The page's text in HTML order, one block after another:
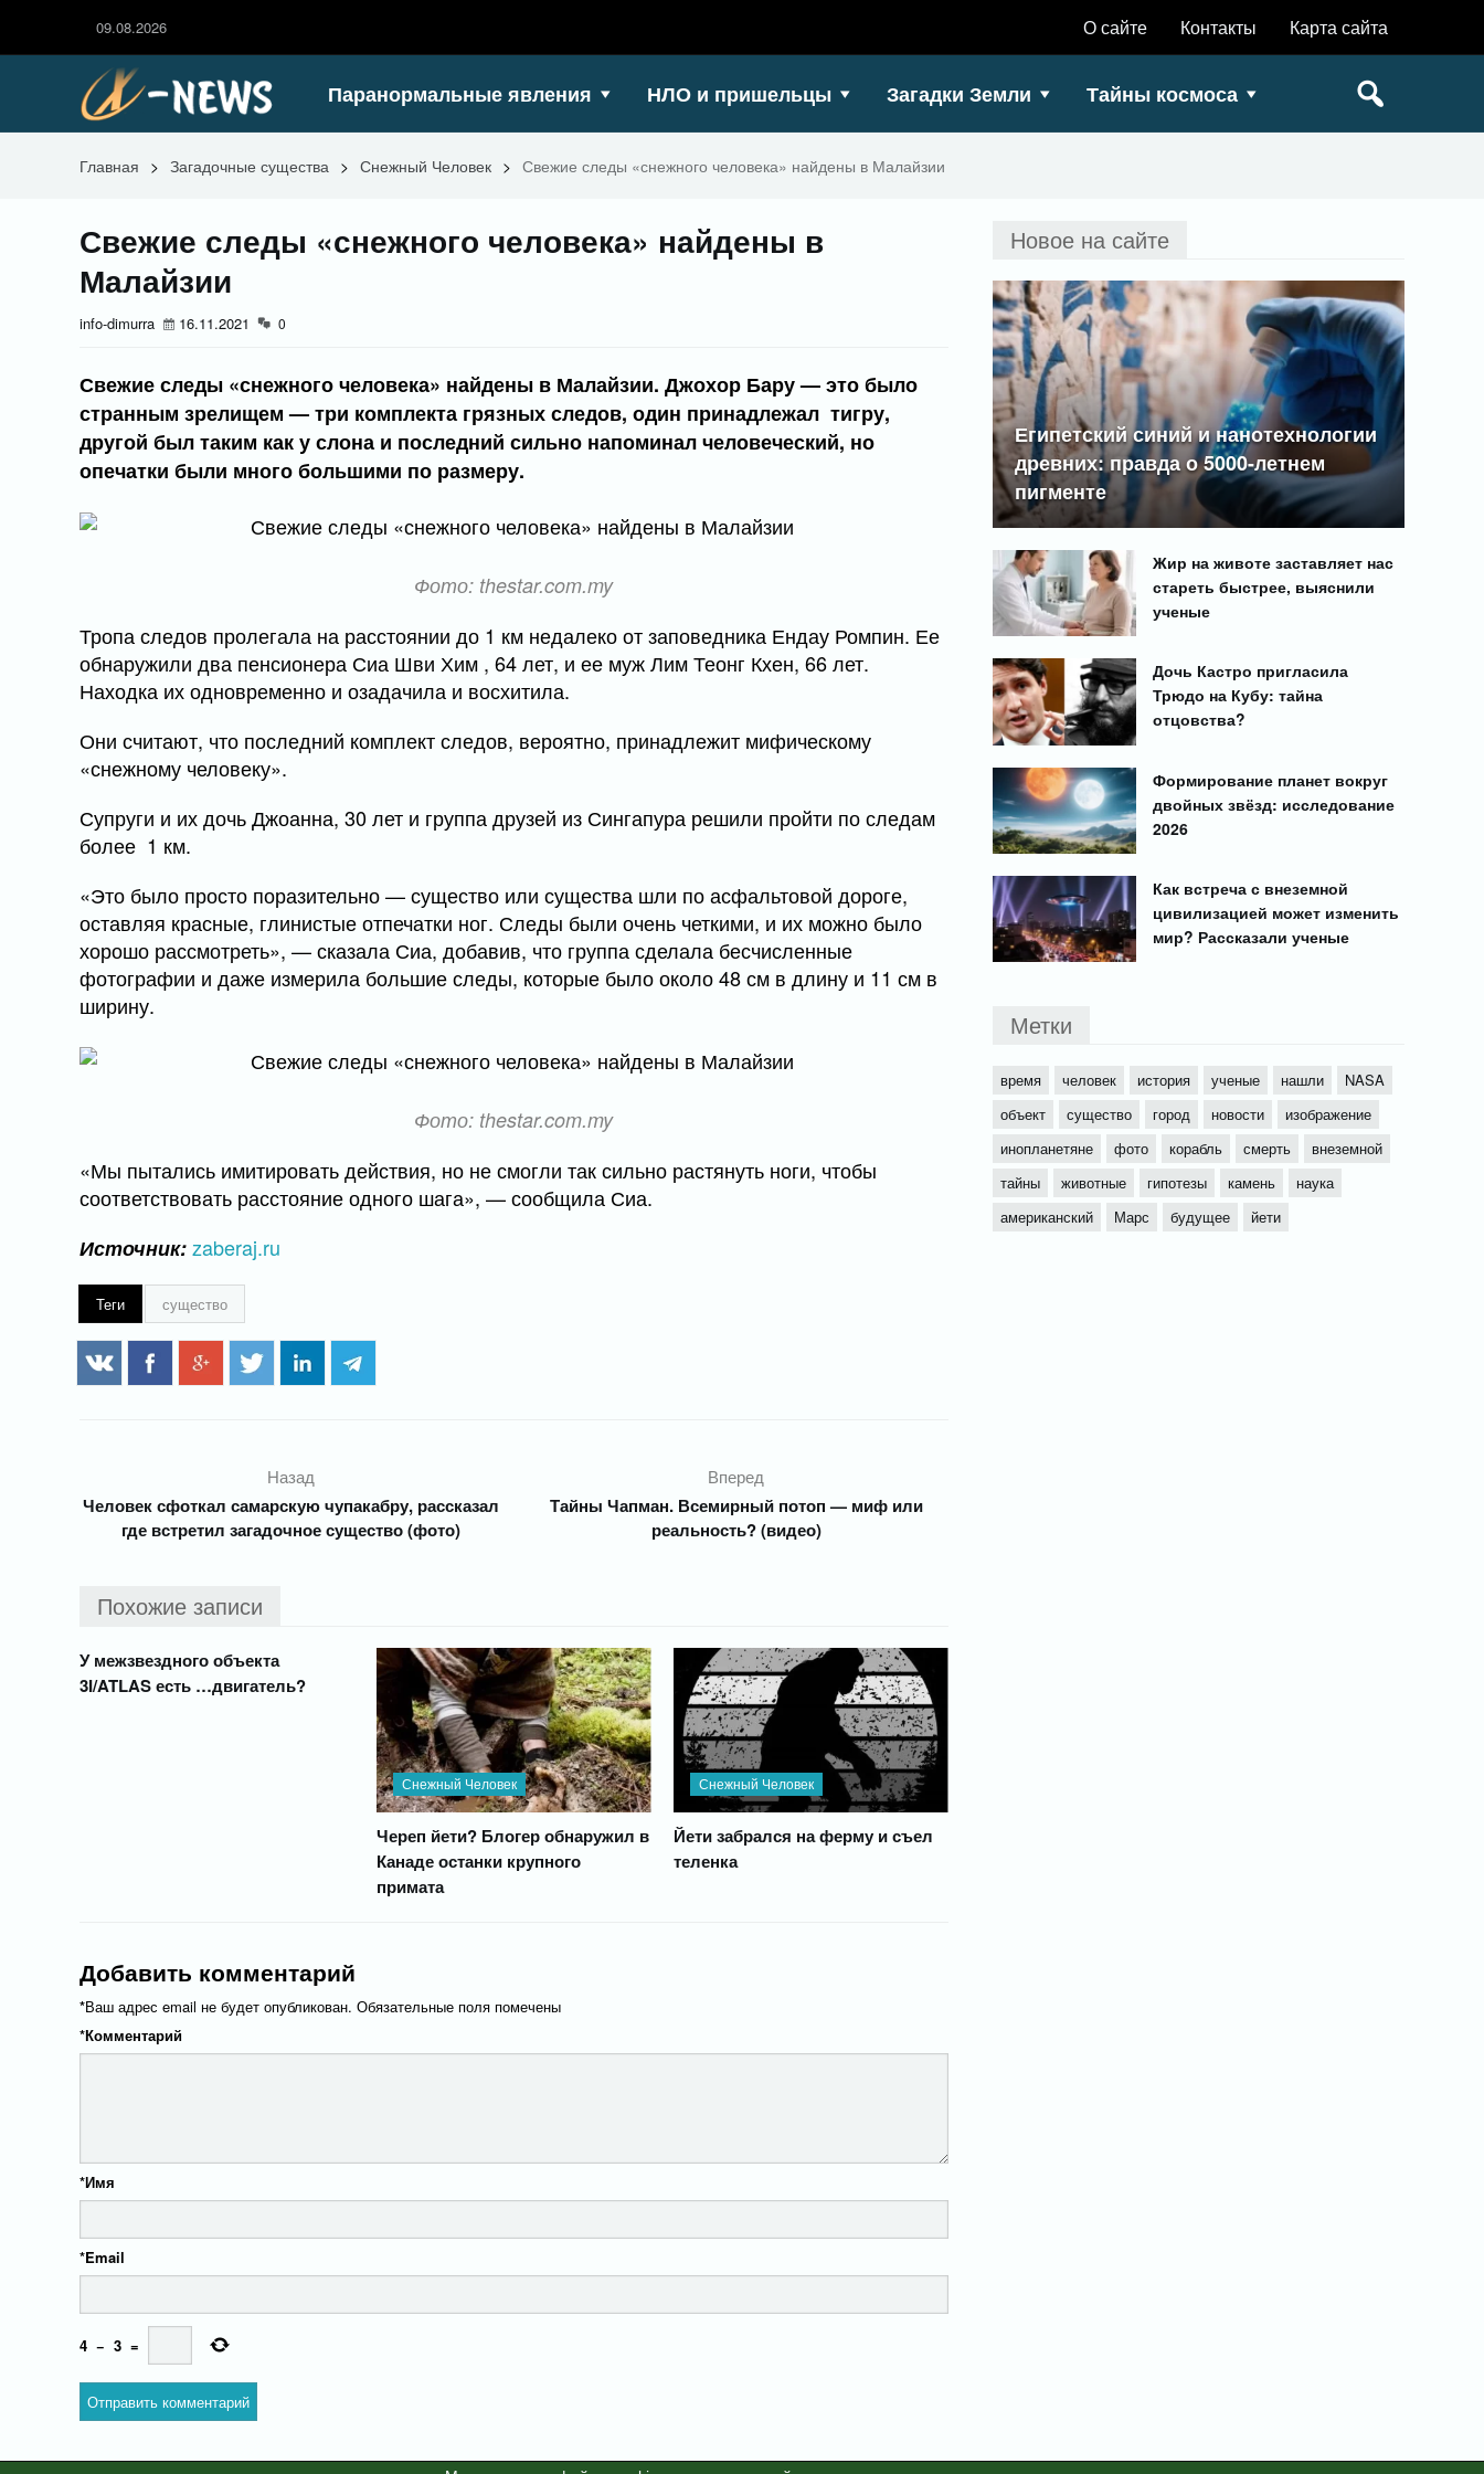
О сайте Контакты Карта сайта
09.08.2026
Паранормальные явления НЛО и пришельцы Загадки Земли Тайны космоса
Главная > Загадочные существа > Снежный Человек > Свежие следы «снежного человека» найдены в Малайзии
Свежие следы «снежного человека» найдены в
Малайзии
info-dimurra 16.11.2021 0
Свежие следы «снежного человека» найдены в Малайзии. Джохор Бару — это было
странным зрелищем — три комплекта грязных следов, один принадлежал тигру,
другой был таким как у слона и последний сильно напоминал человеческий, но
опечатки были много большими по размеру.
Фото: thestar.com.my
Тропа следов пролегала на расстоянии до 1 км недалеко от заповедника Ендау Ромпин. Ее
обнаружили два пенсионера Сиа Шви Хим , 64 лет, и ее муж Лим Теонг Кхен, 66 лет.
Находка их одновременно и озадачила и восхитила.
Они считают, что последний комплект следов, вероятно, принадлежит мифическому
«снежному человеку».
Супруги и их дочь Джоанна, 30 лет и группа друзей из Сингапура решили пройти по следам
более 1 км.
«Это было просто поразительно — существо или существа шли по асфальтовой дороге,
оставляя красные, глинистые отпечатки ног. Следы были очень четкими, и их можно было
хорошо рассмотреть», — сказала Сиа, добавив, что группа сделала бесчисленные
фотографии и даже измерила большие следы, которые было около 48 см в длину и 11 см в
ширину.
Фото: thestar.com.my
«Мы пытались имитировать действия, но не смогли так сильно растянуть ноги, чтобы
соответствовать расстояние одного шага», — сообщила Сиа.
Источник:zaberaj.ru
Теги существо
Назад
Человек сфоткал самарскую чупакабру, рассказал
где встретил загадочное существо (фото)
Вперед
Тайны Чапман. Всемирный потоп — миф или
реальность? (видео)
Похожие записи
У межзвездного объекта
3I/ATLAS есть …двигатель?
Снежный Человек
Череп йети? Блогер обнаружил в
Канаде останки крупного
примата
Снежный Человек
Йети забрался на ферму и съел
теленка
Добавить комментарий
Ваш адрес email не будет опубликован. Обязательные поля помечены
*
Комментарий
*
Имя
*
Email
*
4 − 3 =
Новое на сайте
Египетский синий и нанотехнологии
древних: правда о 5000-летнем
пигменте
Жир на животе заставляет нас
стареть быстрее, выяснили
ученые
Дочь Кастро пригласила
Трюдо на Кубу: тайна
отцовства?
Формирование планет вокруг
двойных звёзд: исследование
2026
Как встреча с внеземной
цивилизацией может изменить
мир? Рассказали ученые
Метки
время человек история ученые нашли
NASA
объект
существо город новости
изображение
инопланетяне
фото корабль смерть
внеземной
тайны
животные гипотезы камень
наука
американский
Марс будущее йети